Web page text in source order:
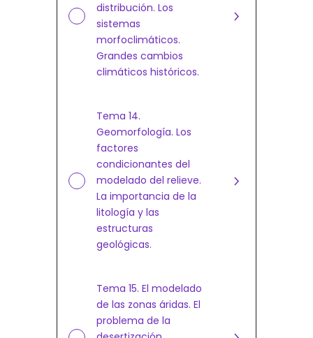
distribución. Los
sistemas
morfoclimáticos.
Grandes cambios
climáticos históricos.
Tema 14.
Geomorfología. Los
factores
condicionantes del
modelado del relieve.
La importancia de la
litología y las
estructuras
geológicas.
Tema 15. El modelado
de las zonas áridas. El
problema de la